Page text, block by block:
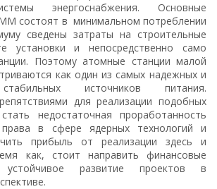
энергоснабжения. Основные
состоят в минимальном потреблении
сведены затраты на строительные
установки и непосредственно само
Поэтому атомные станции малой
как один из самых надежных и
источников питания.
для реализации подобных
недостаточная проработанность
права в сфере ядерных технологий и
прибыль от реализации здесь и
как, стоит направить финансовые
развитие проектов в